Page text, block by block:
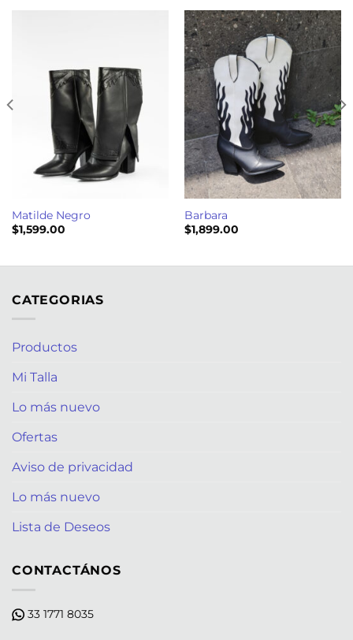
Matilde Negro
$1,599.00
Barbara
$1,899.00
CATEGORIAS
Productos
Mi Talla
Lo más nuevo
Ofertas
Aviso de privacidad
Lo más nuevo
Lista de Deseos
CONTACTÁNOS
33 1771 8035